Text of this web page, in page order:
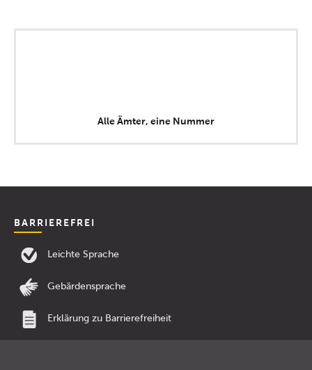
Alle Ämter, eine Nummer
BARRIEREFREI
Leichte Sprache
Gebärdensprache
Erklärung zu Barrierefreiheit